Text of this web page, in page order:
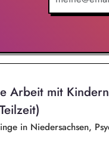
Arbeit mit
in Niedersachsen,